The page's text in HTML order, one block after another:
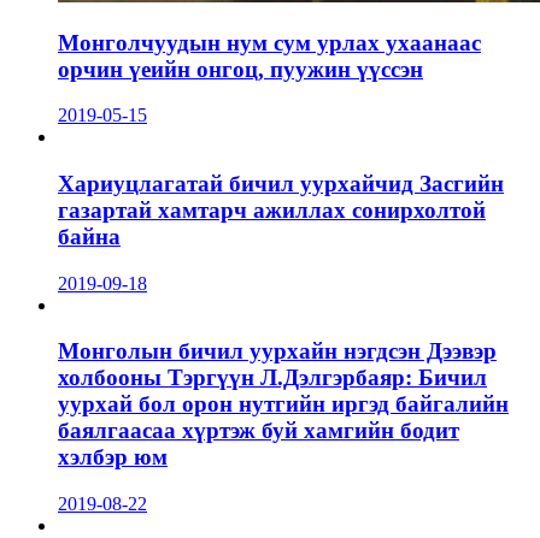
Монголчуудын нум сум урлах ухаанаас
орчин үеийн онгоц, пуужин үүссэн
2019-05-15
Хариуцлагатай бичил уурхайчид Засгийн
газартай хамтарч ажиллах сонирхолтой
байна
2019-09-18
Монголын бичил уурхайн нэгдсэн Дээвэр
холбооны Тэргүүн Л.Дэлгэрбаяр: Бичил
уурхай бол орон нутгийн иргэд байгалийн
баялгаасаа хүртэж буй хамгийн бодит
хэлбэр юм
2019-08-22